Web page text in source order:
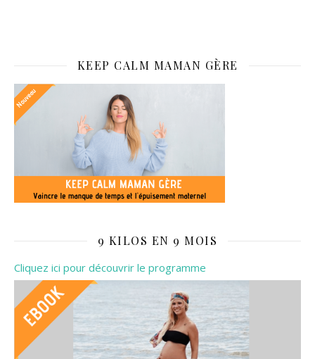
KEEP CALM MAMAN GÈRE
9 KILOS EN 9 MOIS
Cliquez ici pour découvrir le programme